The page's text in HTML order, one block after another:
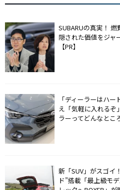
SUBARUの真実！
隠された価値をジャ
【PR】
「ディーラーはハ
え「気軽に入れるぞ
ラーってどんなとこ
新「SUV」がスゴイ
ド”搭載「最上級モ